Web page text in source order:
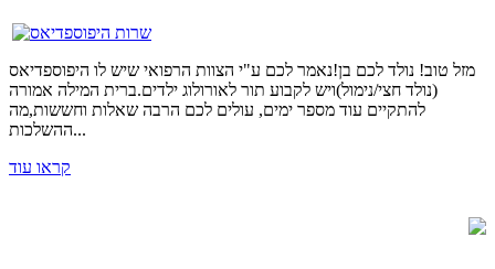
מזל טוב! נולד לכם בן!נאמר לכם ע"י הצוות הרפואי שיש לו היפוספדיאס
(נולד חצי/נימול)ויש לקבוע תור לאורולוג ילדים.ברית המילה אמורה
להתקיים עוד מספר ימים, עולים לכם הרבה שאלות וחששות,מה
ההשלכות...
קראו עוד